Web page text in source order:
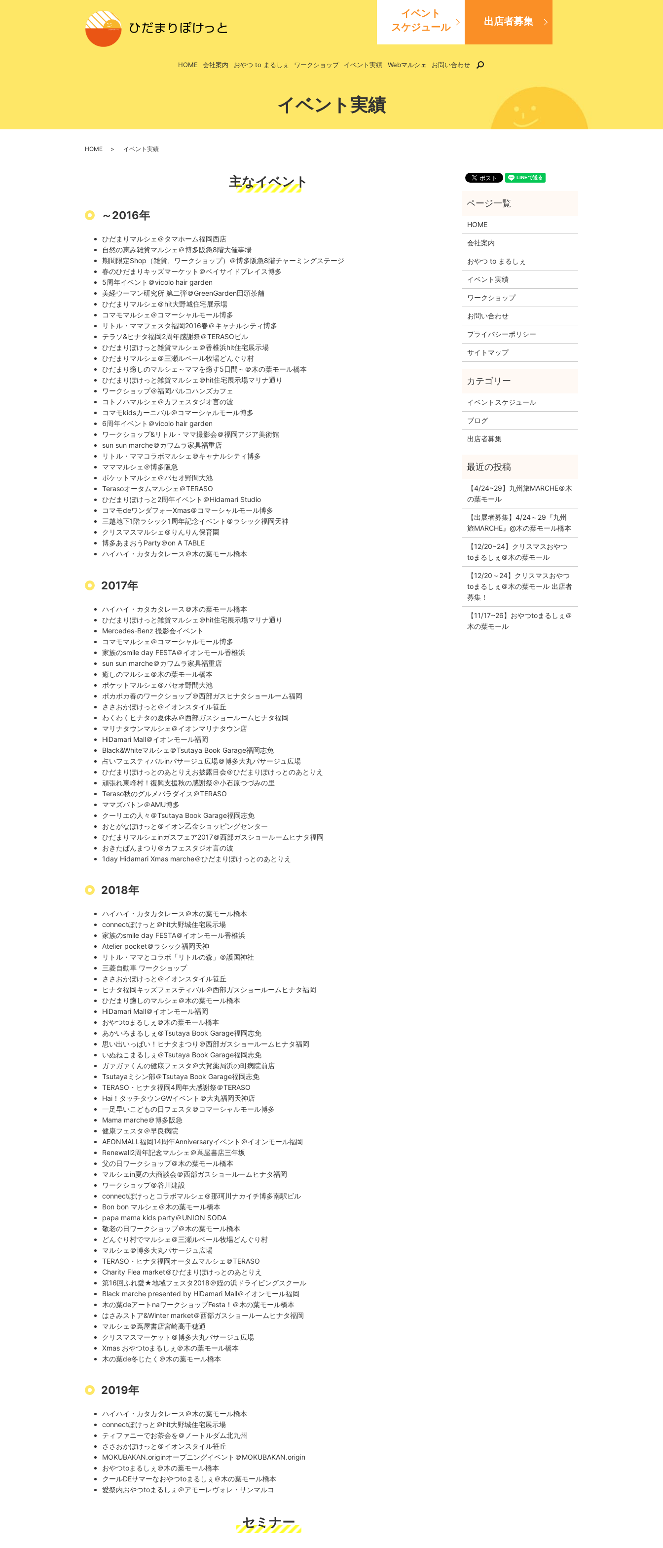
イベント
スケジュール
出店者募集
HOME 会社案内 おやつ to まるしぇ ワークショップ イベント実績 Webマルシェ お問い合わせ
イベント実績
HOME イベント実績
主なイベント
～2016年
ひだまりマルシェ＠タマホーム福岡西店
自然の恵み雑貨マルシェ＠博多阪急8階大催事場
期間限定Shop（雑貨、ワークショップ）＠博多阪急8階チャーミングステージ
春のひだまりキッズマーケット＠ベイサイドプレイス博多
5周年イベント＠vicolo hair garden
美経ウーマン研究所 第二弾＠GreenGarden田頭茶舗
ひだまりマルシェ＠hit大野城住宅展示場
コマモマルシェ＠コマーシャルモール博多
リトル・ママフェスタ福岡2016春＠キャナルシティ博多
テラソ&ヒナタ福岡2周年感謝祭＠TERASOビル
ひだまりぽけっと雑貨マルシェ＠香椎浜hit住宅展示場
ひだまりマルシェ＠三瀬ルベール牧場どんぐり村
ひだまり癒しのマルシェ～ママを癒す5日間～＠木の葉モール橋本
ひだまりぽけっと雑貨マルシェ＠hit住宅展示場マリナ通り
ワークショップ＠福岡パルコハンズカフェ
コトノハマルシェ＠カフェスタジオ言の波
コマモkidsカーニバル＠コマーシャルモール博多
6周年イベント＠vicolo hair garden
ワークショップ&リトル・ママ撮影会＠福岡アジア美術館
sun sun marche＠カワムラ家具福重店
リトル・ママコラボマルシェ＠キャナルシティ博多
マママルシェ＠博多阪急
ポケットマルシェ＠パセオ野間大池
Terasoオータムマルシェ＠TERASO
ひだまりぽけっと2周年イベント＠Hidamari Studio
コマモdeワンダフォーXmas＠コマーシャルモール博多
三越地下1階ラシック1周年記念イベント＠ラシック福岡天神
クリスマスマルシェ＠りんりん保育園
博多あまおうParty＠on A TABLE
ハイハイ・カタカタレース＠木の葉モール橋本
2017年
ハイハイ・カタカタレース＠木の葉モール橋本
ひだまりぽけっと雑貨マルシェ＠hit住宅展示場マリナ通り
Mercedes-Benz 撮影会イベント
コマモマルシェ＠コマーシャルモール博多
家族のsmile day FESTA＠イオンモール香椎浜
sun sun marche＠カワムラ家具福重店
癒しのマルシェ＠木の葉モール橋本
ポケットマルシェ＠パセオ野間大池
ポカポカ春のワークショップ＠西部ガスヒナタショールーム福岡
ささおかぽけっと＠イオンスタイル笹丘
わくわくヒナタの夏休み＠西部ガスショールームヒナタ福岡
マリナタウンマルシェ＠イオンマリナタウン店
HiDamari Mall＠イオンモール福岡
Black&Whiteマルシェ＠Tsutaya Book Garage福岡志免
占いフェスティバルinパサージュ広場＠博多大丸パサージュ広場
ひだまりぽけっとのあとりえお披露目会＠ひだまりぽけっとのあとりえ
頑張れ東峰村！復興支援秋の感謝祭＠小石原つづみの里
Teraso秋のグルメパラダイス＠TERASO
ママズバトン＠AMU博多
クーリエの人々＠Tsutaya Book Garage福岡志免
おとがなぽけっと＠イオン乙金ショッピングセンター
ひだまりマルシェinガスフェア2017＠西部ガスショールームヒナタ福岡
おきたぱんまつり＠カフェスタジオ言の波
1day Hidamari Xmas marche＠ひだまりぽけっとのあとりえ
2018年
ハイハイ・カタカタレース＠木の葉モール橋本
connectぽけっと＠hit大野城住宅展示場
家族のsmile day FESTA＠イオンモール香椎浜
Atelier pocket＠ラシック福岡天神
リトル・ママとコラボ「リトルの森」＠護国神社
​三菱自動車 ワークショップ
ささおかぽけっと＠イオンスタイル笹丘
ヒナタ福岡キッズフェスティバル＠西部ガスショールームヒナタ福岡
ひだまり癒しのマルシェ＠木の葉モール橋本
HiDamari Mall＠イオンモール福岡
おやつtoまるしぇ＠木の葉モール橋本
あかいろまるしぇ＠Tsutaya Book Garage福岡志免
思い出いっぱい！ヒナタまつり＠西部ガスショールームヒナタ福岡
いぬねこまるしぇ＠Tsutaya Book Garage福岡志免
ガァガァくんの健康フェスタ＠大賀薬局浜の町病院前店
Tsutayaミシン部＠Tsutaya Book Garage福岡志免
TERASO・ヒナタ福岡4周年大感謝祭＠TERASO
Hai！タッチタウンGWイベント＠大丸福岡天神店
一足早いこどもの日フェスタ＠コマーシャルモール博多
Mama marche＠博多阪急
健康フェスタ＠早良病院
AEONMALL福岡14周年Anniversaryイベント＠イオンモール福岡
Renewall2周年記念マルシェ＠蔦屋書店三年坂
父の日ワークショップ＠木の葉モール橋本
マルシェin夏の大商談会＠西部ガスショールームヒナタ福岡
ワークショップ＠谷川建設
connectぽけっとコラボマルシェ＠那珂川ナカイチ博多南駅ビル
Bon bon マルシェ＠木の葉モール橋本
papa mama kids party＠UNION SODA
敬老の日ワークショップ＠木の葉モール橋本
どんぐり村でマルシェ＠三瀬ルベール牧場どんぐり村
マルシェ＠博多大丸パサージュ広場
TERASO・ヒナタ福岡オータムマルシェ＠TERASO
Charity Flea market＠ひだまりぽけっとのあとりえ
第16回ふれ愛★地域フェスタ2018＠姪の浜ドライビングスクール
Black marche presented by HiDamari Mall＠イオンモール福岡
木の葉deアートnaワークショップFesta！＠木の葉モール橋本
はさみストア&Winter market＠西部ガスショールームヒナタ福岡
マルシェ＠蔦屋書店宮崎高千穂通
クリスマスマーケット＠博多大丸パサージュ広場
Xmas おやつtoまるしぇ＠木の葉モール橋本
木の葉de冬じたく＠木の葉モール橋本
2019年
ハイハイ・カタカタレース＠木の葉モール橋本
connectぽけっと＠hit大野城住宅展示場
ティファニーでお茶会を＠ノートルダム北九州
ささおかぽけっと＠イオンスタイル笹丘
MOKUBAKAN.originオープニングイベント＠MOKUBAKAN.origin
おやつtoまるしぇ＠木の葉モール橋本
クールDEサマーなおやつtoまるしぇ＠木の葉モール橋本
愛祭内おやつtoまるしぇ＠アモーレヴォレ・サンマルコ
セミナー
HOME
会社案内
おやつ to まるしぇ
イベント実績
ワークショップ
お問い合わせ
プライバシーポリシー
サイトマップ
イベントスケジュール
ブログ
出店者募集
【4/24~29】九州旅MARCHE＠木
の葉モール
【出展者募集】4/24～29『九州
旅MARCHE』@木の葉モール橋本
【12/20~24】クリスマスおやつ
toまるしぇ＠木の葉モール
【12/20～24】クリスマスおやつ
toまるしぇ＠木の葉モール 出店者
募集！
【11/17~26】おやつtoまるしぇ＠
木の葉モール